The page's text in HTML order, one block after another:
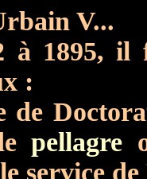
V...
à 1895, il
:
de
pellagre
service